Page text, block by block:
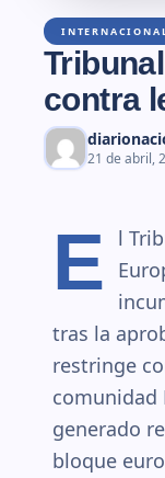
contra
21 de abril,
E
l
tras la
restringe
comunidad
generado
bloque